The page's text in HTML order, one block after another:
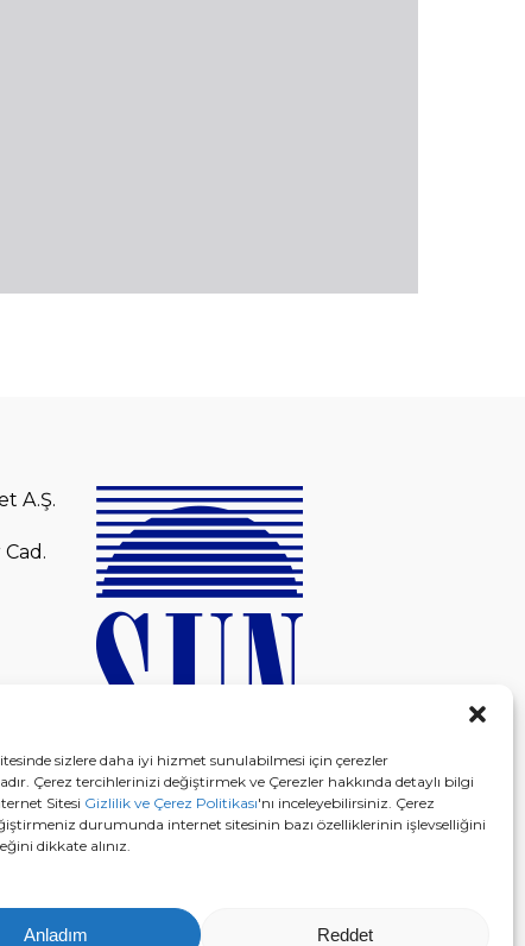
sizlere daha iyi hizmet sunulabilmesi için çerezler
Çerez tercihlerinizi değiştirmek ve Çerezler hakkında detaylı bilgi
Sitesi Gizlilik ve Çerez Politikası'nı inceleyebilirsiniz. Çerez
durumunda internet sitesinin bazı özelliklerinin işlevselliğini
dikkate alınız.
Anladım Reddet
A.Ş.